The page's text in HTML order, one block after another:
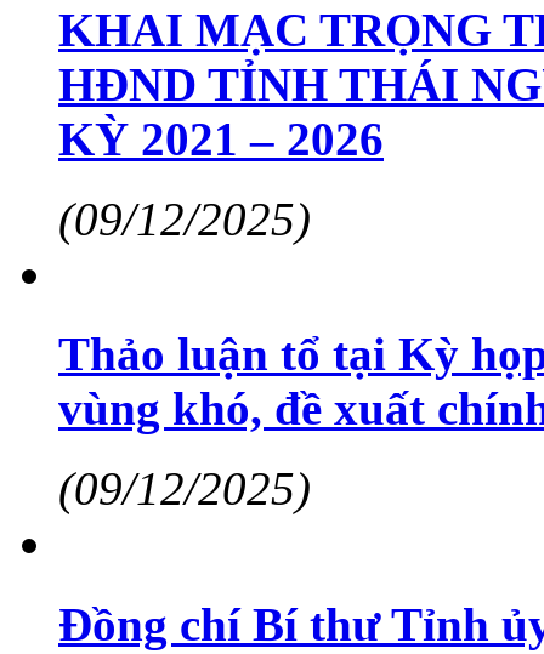
KHAI MẠC TRỌNG
HĐND TỈNH THÁI
KỲ 2021 – 2026
(09/12/2025)
Thảo luận tổ tại Kỳ
vùng khó, đề xuất
(09/12/2025)
Đồng chí Bí thư Tỉnh